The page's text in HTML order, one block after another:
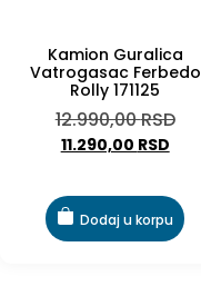
Kamion Guralica
Vatrogasac Ferbedo
Rolly 171125
12.990,00RSD
11.290,00 RSD
Dodaj u korpu